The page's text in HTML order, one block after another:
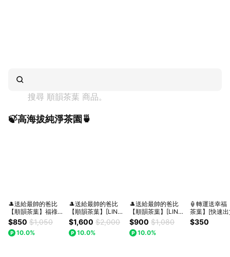
搜尋 順韻茶葉 商品。
🍃高海拔純淨茶園🍵
🎩送給最帥的爸比
【順韻茶葉】福祿評
茶組 - 皇韻福壽山
85K｜順韻評鑑茶具
組｜茶葉套組｜生日
$850 $1,050
10.0%
🎩送給最帥的爸比
【順韻茶葉】[LINE
禮物獨家] [指定出貨
區間]大禹嶺稀藏禮
盒 - 稀藏大禹嶺
$1,600 $2,000
10.0%
🎩送給最帥的爸比
【順韻茶葉】[LINE
禮物獨家][指定出貨
區間][1+1組合] 國寶
級大禹嶺茶包(10入/
$900 $1,080
10.0%
🏮轉運送幸福
茶葉】[快速
禹嶺碧綠溪茶
(15入/盒) - 茶
$350